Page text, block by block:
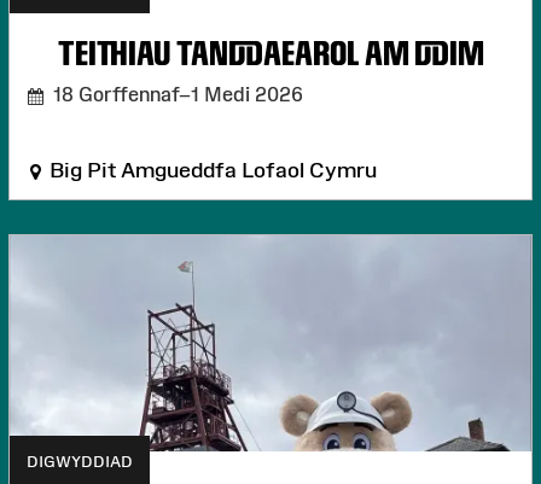
TEITHIAU TANDDAEAROL AM DDIM
18 Gorffennaf–1 Medi 2026
Big Pit Amgueddfa Lofaol Cymru
DIGWYDDIAD